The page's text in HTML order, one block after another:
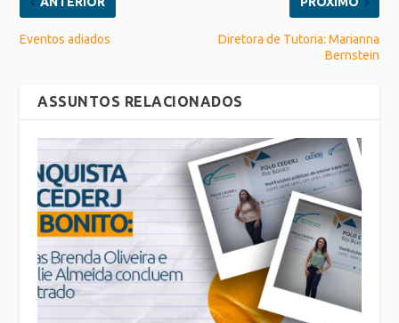
Eventos adiados
Diretora de Tutoria: Marianna
Bernstein
ASSUNTOS RELACIONADOS